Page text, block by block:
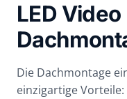
LED
Die Dachmontage
einzigartige